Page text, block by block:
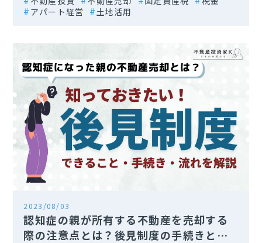
アパート経営
土地活用
2023/08/03
認知症の親が所有する不動産を売却する
際の注意点とは？後見制度の手続きと流